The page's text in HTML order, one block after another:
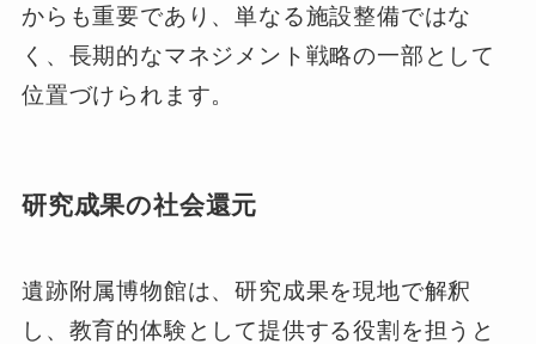
からも重要であり、単なる施設整備ではな
く、長期的なマネジメント戦略の一部として
位置づけられます。
研究成果の社会還元
遺跡附属博物館は、研究成果を現地で解釈
し、教育的体験として提供する役割を担うと